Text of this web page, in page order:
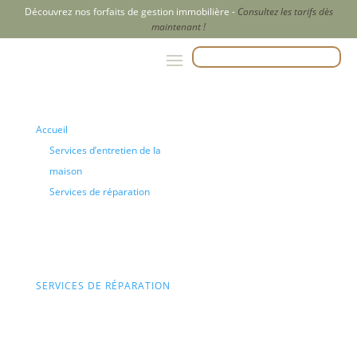
Découvrez nos forfaits de gestion immobilière - Consultez les tarifs dès
maintenant !
Accueil
Services d’entretien de la
maison
Services de réparation
SERVICES DE RÉPARATION